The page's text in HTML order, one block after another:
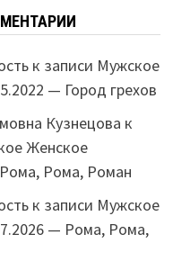
к записи Мужское
— Город грехов
Кузнецова к
Женское
Рома, Роман
к записи Мужское
— Рома, Рома,